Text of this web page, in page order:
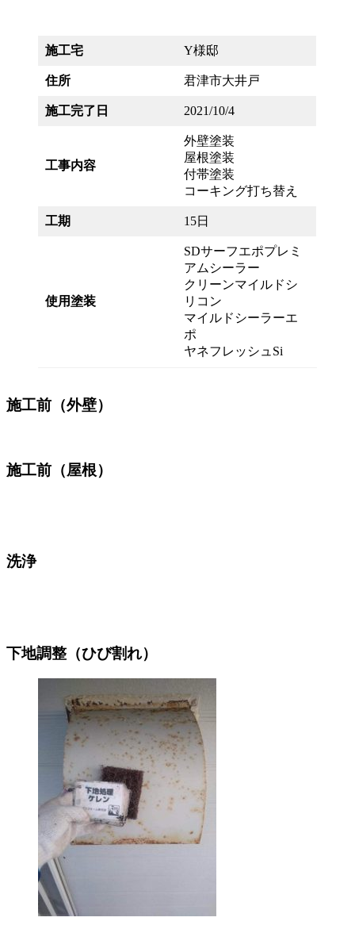
施工宅 Y様邸
住所 君津市大井戸
施工完了日 2021/10/4
工事内容
外壁塗装
屋根塗装
付帯塗装
コーキング打ち替え
工期 15日
使用塗装
SDサーフエポプレミ
アムシーラー
クリーンマイルドシ
リコン
マイルドシーラーエ
ポ
ヤネフレッシュSi
施工前（外壁）
施工前（屋根）
洗浄
下地調整（ひび割れ）